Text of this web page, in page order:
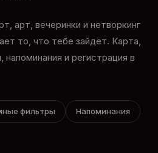
арт, вечеринки и нетворкинг
то, что тебе зайдёт. Карта,
и регистрация в
фильтры Напоминания